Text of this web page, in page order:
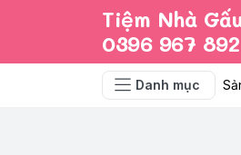
Tiệm Nhà
0396 967 892
Danh mục